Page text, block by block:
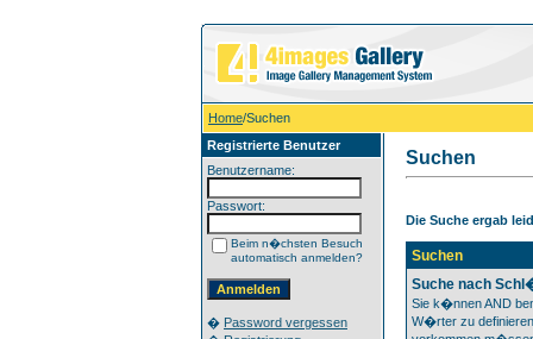
Home/Suchen
Registrierte Benutzer
Benutzername:
Passwort:
Beim n�chsten Besuch
automatisch anmelden?
� Password vergessen
Suchen
Die Suche ergab
Suchen
Suche nach
Sie k�nnen AND
W�rter zu